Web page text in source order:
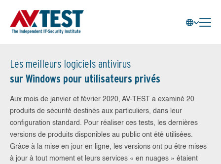
Les meilleurs logiciels antivirus
sur Windows pour utilisateurs privés
Aux mois de janvier et février 2020, AV-TEST a examiné 20
produits de sécurité destinés aux particuliers, dans leur
configuration standard. Pour réaliser ces tests, les dernières
versions de produits disponibles au public ont été utilisées.
Grâce à la mise en jour en ligne, les versions ont pu être mises
à jour à tout moment et leurs services « en nuages » étaient